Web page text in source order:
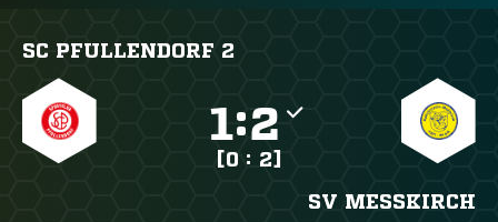
SC PFULLENDORF 2
:
[0 : 2]
SV MESSKIRCH